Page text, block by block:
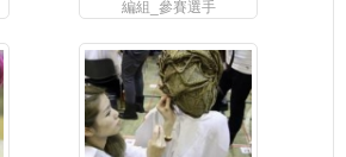
編組_參賽選手